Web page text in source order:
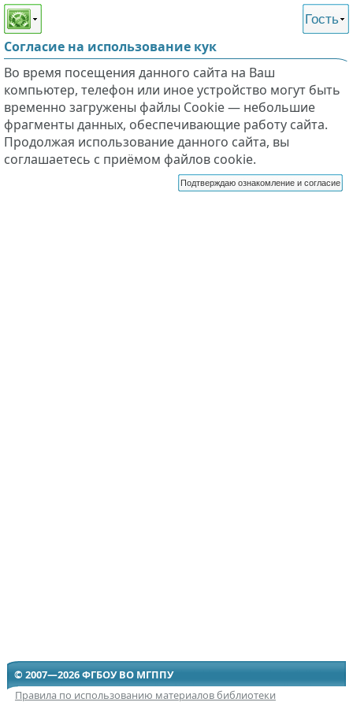
Этот сайт поддерживает
слабовидящих
Гость
Согласие на использование кук
Во время посещения данного сайта на Ваш
компьютер, телефон или иное устройство могут быть
временно загружены файлы Cookie — небольшие
фрагменты данных, обеспечивающие работу сайта.
Продолжая использование данного сайта, вы
соглашаетесь с приёмом файлов cookie.
Подтверждаю ознакомление и согласие
© 2007—2026 ФГБОУ ВО МГППУ
Правила по использованию материалов библиотеки